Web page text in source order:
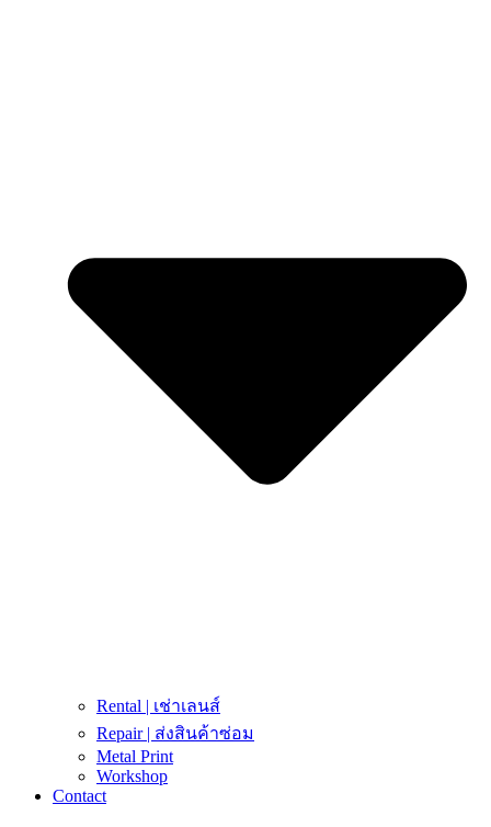
Rental | เช่าเลนส์
Repair | ส่งสินค้าซ่อม
Metal Print
Workshop
Contact